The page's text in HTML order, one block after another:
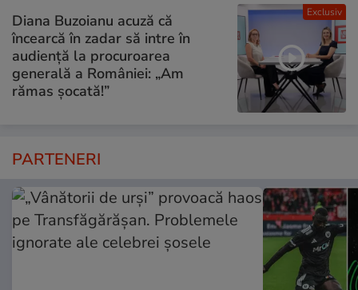
Exclusiv
Diana Buzoianu acuză că
încearcă în zadar să intre în
audiență la procuroarea
generală a României: „Am
rămas șocată!”
PARTENERI